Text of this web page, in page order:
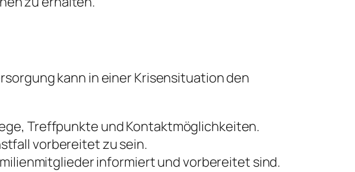
kann in einer Krisensituation den
Treffpunkte und Kontaktmöglichkeiten.
vorbereitet zu sein.
informiert und vorbereitet sind.